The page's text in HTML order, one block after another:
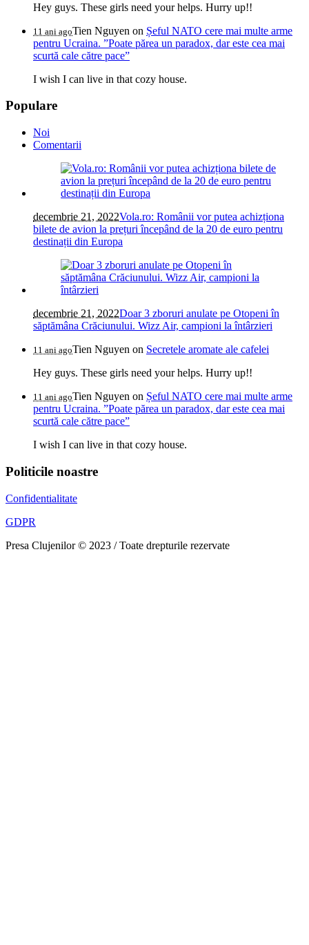
Hey guys. These girls need your helps. Hurry up!!
11 ani agoTien Nguyen on Șeful NATO cere mai multe arme
pentru Ucraina. ”Poate părea un paradox, dar este cea mai
scurtă cale către pace”
I wish I can live in that cozy house.
Populare
Noi
Comentarii
decembrie 21, 2022Vola.ro: Românii vor putea achizționa
bilete de avion la prețuri începând de la 20 de euro pentru
destinații din Europa
decembrie 21, 2022Doar 3 zboruri anulate pe Otopeni în
săptămâna Crăciunului. Wizz Air, campioni la întârzieri
11 ani agoTien Nguyen on Secretele aromate ale cafelei
Hey guys. These girls need your helps. Hurry up!!
11 ani agoTien Nguyen on Șeful NATO cere mai multe arme
pentru Ucraina. ”Poate părea un paradox, dar este cea mai
scurtă cale către pace”
I wish I can live in that cozy house.
Politicile noastre
Confidentialitate
GDPR
Presa Clujenilor © 2023 / Toate drepturile rezervate